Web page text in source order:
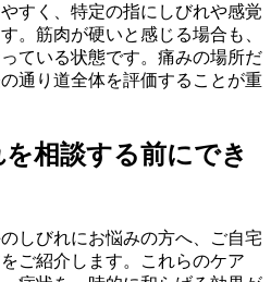
すく、特定の指にしびれや感覚
。筋肉が硬いと感じる場合も、
ている状態です。痛みの場所だ
通り道全体を評価することが重
相談する前にでき
しびれにお悩みの方へ、ご自宅
ご紹介します。これらのケア